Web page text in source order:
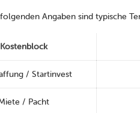
Angaben sind typische
Kostenblock
/ Startinvest
/ Pacht